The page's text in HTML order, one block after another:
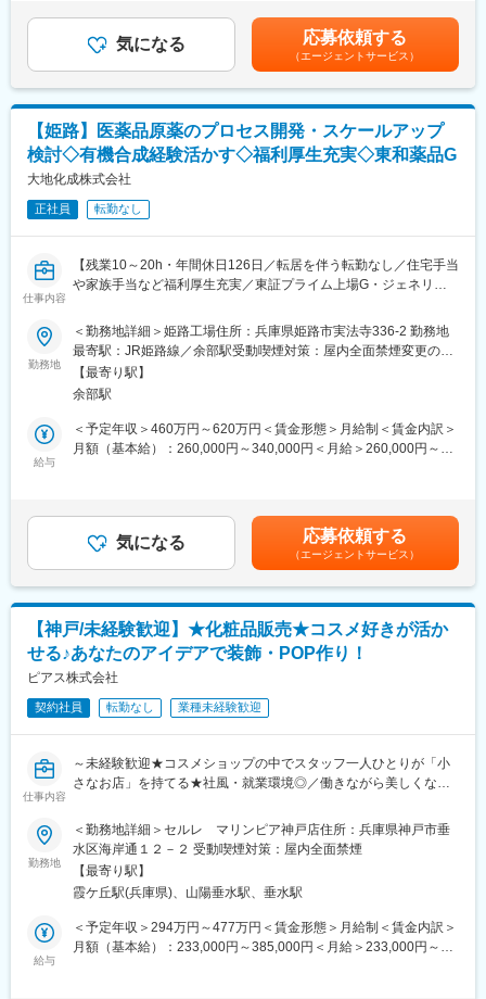
トナムでは3工場、中国では2工場を運営しており、海外研究所も
設置。国内外の生産・開発ネットワークを活かし、多様なニーズ
に対応できる体制を構築しています。
また、国際化粧品展示会への出展など海外市場への取り組みも積
極的に行っており、今後もさらなる成長が期待されます。国内に
いながらグローバル案件や海外拠点との連携に携わるチャンスが
あり、視野を広げながら市場価値の高い経験を積める環境です。
変更の範囲：会社の定める業務
につながっています。
「まずやってみる」を大切にしており、若手でも新しい業務や改
善プロジェクトに挑戦できるため、日々の仕事を通じて着実にス
定期的に社長との個別面談を実施しており、業務課題だけでな
く、将来のキャリアや身につけたいスキル、挑戦したい業務につ
いて直接相談できます。
「言われたことをこなす」のではなく、自身の意思でキャリアを
切り拓いていける点が大きな魅力です。
◇成長を続ける企業
当社グループ売上高は約470億円、従業員数は約1,450名規模へ成
長しています。近年も国内外で積極的な設備投資を続けており、
2025年には最大規模となる神戸工場フロンティアが稼働開始。成
長フェーズの企業だからこそ、経験や年齢に関係なく実力次第で
◇グローバルに広がる事業フィールド
日本国内だけでなく、中国・ベトナムに生産拠点を展開してお
り、アジア市場を中心にグローバルな事業を拡大しています。ベ
トナムでは3工場、中国では2工場を運営しており、海外研究所も
に対応できる体制を構築しています。
また、国際化粧品展示会への出展など海外市場への取り組みも積
変更の範囲：会社の定める業務
給）年収500万：基本給336,150円、住宅手当45,000円、超過勤務
手当35,767円（みなし時間12.25時間分）これまでのご経験を考
慮して決定させていただきます。みなし時間を超過した分は別途
残業代として賃金はあくまでも目安の金額であり、選考を通じて
上下する可能性があります。月給(月額)は固定手当を含めた表記で
す。
気になる 応募依頼する
（エージェントサービス）
【姫路】医薬品原薬のプロセス開発・スケールアップ
検討◇有機合成経験活かす◇福利厚生充実◇東和薬品G
大地化成株式会社
正社員 転勤なし
仕事内容
【残業10～20h・年間休日126日／転居を伴う転勤なし／住宅手当
や家族手当など福利厚生充実／東証プライム上場G・ジェネリッ
■業務内容（概要）：
当社製品である原薬（医薬品の有効成分）に関する以下業務を担
当していただきます。
・原薬のプロセス開発、プロセス改良およびスケールアップ検討
・品質向上やコスト改善を目的とした製法改良
・専門知識・技能を活かし、効率的かつ高品質のモノづくりに貢
・ラボ～パイロットスケールでの反応条件最適化、工程設計
・スケールアップに伴う安全性評価および工程リスクの抽出と対
■組織構成：
配属先人数：5名（年齢や性別に関わらず働きやすい職場です）
フラットな組織で自分の意見が出しやすく、離職率は低めです。
■働き方／福利厚生：
・年間休日126日（完全週休二日）、月平均残業10～20時間で働
きやすい環境です。
・住宅手当：単身赴任者および一人暮らしの独身者（規定あり）
・家族手当、ファミリサポート休暇（年5日：ご家族の通院や行事
・育休取得後の復職率100％（実績）
■教育体制
入社後はOJTを通じて年代の近い先輩が丁寧に指導します。
必要な資格取得にかかる費用は会社が全額負担。
通信教育、eラーニング、語学学習支援など自己研鑽の機会が豊
勤務地
＜勤務地詳細＞姫路工場住所：兵庫県姫路市実法寺336-2 勤務地
最寄駅：JR姫路線／余部駅受動喫煙対策：屋内全面禁煙変更の範
囲：会社の定める事業所
【最寄り駅】
余部駅
給与
＜予定年収＞460万円～620万円＜賃金形態＞月給制＜賃金内訳＞
月額（基本給）：260,000円～340,000円＜月給＞260,000円～
あり、選考を通じて上下する可能性があります。月給(月額)は固定
手当を含めた表記です。
気になる 応募依頼する
（エージェントサービス）
【神戸/未経験歓迎】★化粧品販売★コスメ好きが活か
せる♪あなたのアイデアで装飾・POP作り！
ピアス株式会社
契約社員 転勤なし 業種未経験歓迎
仕事内容
～未経験歓迎★コスメショップの中でスタッフ一人ひとりが「小
さなお店」を持てる★社風・就業環境◎／働きながら美しくなれ
※三井アウトレットパーク マリンピア神戸での勤務となります。
■仕事内容：
・コスメ販売・接客サービスはもちろん、ディスプレイやPOP作
成もおまかせいたします。
※カウンセリング・タッチアップなどの業務はありません。
勤務地
＜勤務地詳細＞セルレ マリンピア神戸店住所：兵庫県神戸市垂
水区海岸通１２－２ 受動喫煙対策：屋内全面禁煙
【最寄り駅】
霞ケ丘駅(兵庫県)、山陽垂水駅、垂水駅
給与
＜予定年収＞294万円～477万円＜賃金形態＞月給制＜賃金内訳＞
月額（基本給）：233,000円～385,000円＜月給＞233,000円～